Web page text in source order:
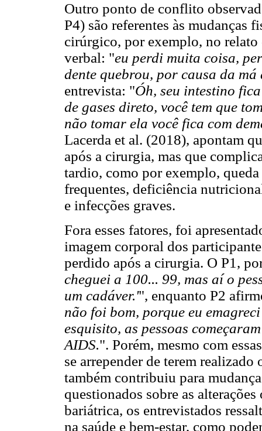
Outro ponto de conflito
P4) são referentes às mudanças
cirúrgico, por exemplo, no
verbal: "eu perdi muita coisa,
dente quebrou, por causa da má
entrevista: "Óh, seu intestino
de gases direto, você tem que
não tomar ela você fica com
Lacerda et al. (2018), apontam
após a cirurgia, mas que
tardio, como por exemplo,
frequentes, deficiência
e infecções graves.
Fora esses fatores, foi
imagem corporal dos
perdido após a cirurgia. O P1,
cheguei a 100... 99, mas aí o
um cadáver.'", enquanto P2
não foi bom, porque eu
esquisito, as pessoas
AIDS.". Porém, mesmo com
se arrepender de terem
também contribuiu para
questionados sobre as
bariátrica, os entrevistados
na saúde e bem-estar, como